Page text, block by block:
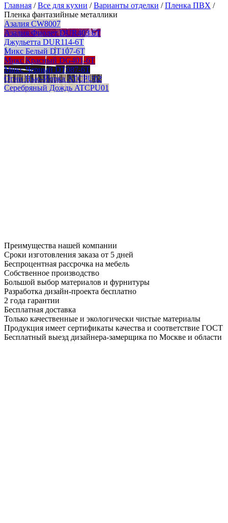
Главная /Все для кухни /Варианты отделки /Пленка ПВХ /
Пленка фантазийные металлики
Азалия CW8007
Азалия Фиолет DUR403 6T
Джульетта DUR114-6T
Микс Белый DT107-6T
Микс Красный DG401-6T
Микс Черный DT087-6T
Огни Нью-Йорка ATCPU02
Серебряный Дождь ATCPU01
Преимущества нашей компании
Сроки изготовления заказа от 5 дней
Беспроцентная рассрочка на мебель
Собственное производство
Большой выбор материалов и фурнитуры
Разработка дизайн-проекта бесплатно
2 года гарантии
Бесплатная доставка
Только качественные и экологически чистые материалы
Продукция имеет сертификаты качества и соответствие ГОСТ
Бесплатный выезд дизайнера-замерщика по Москве и области